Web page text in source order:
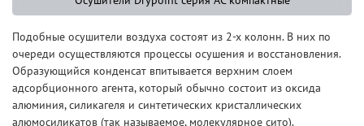
Подобные осушители воздуха состоят из 2-х колонн. В них по
очереди осуществляются процессы осушения и восстановления.
Образующийся конденсат впитывается верхним слоем
адсорбционного агента, который обычно состоит из оксида
алюминия, силикагеля и синтетических кристаллических
алюмосиликатов (так называемое, молекулярное сито).